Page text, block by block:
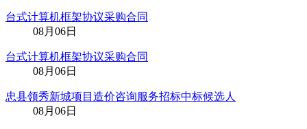
台式计算机框架协议采购合同
08月06日
台式计算机框架协议采购合同
08月06日
忠县领秀新城项目造价咨询服务招标中标候选人
08月06日